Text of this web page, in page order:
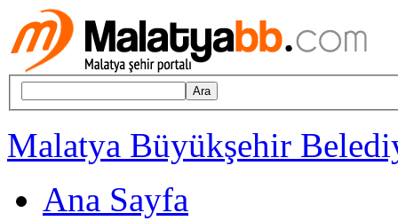
Ara
Malatya Büyükşehir
Ana Sayfa